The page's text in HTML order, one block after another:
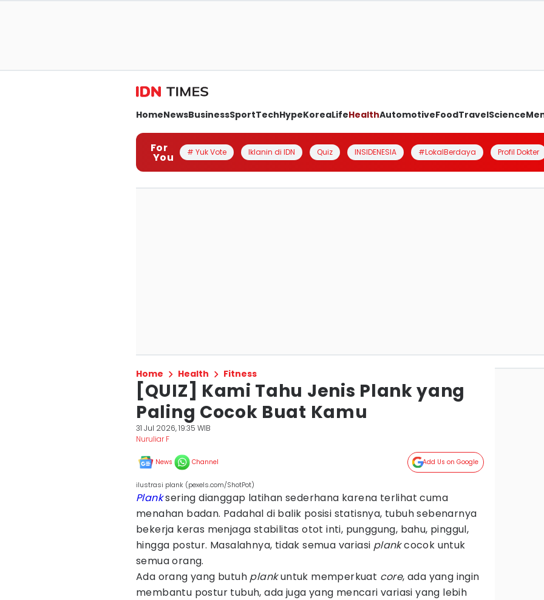
HomeNewsBusinessSportTechHypeKoreaLifeHealthAutomotiveFoodTravelScience
For
You # Yuk Vote Iklanin di IDN Quiz INSIDENESIA #LokalBerdaya Profil Dokter
Home Health Fitness
[QUIZ] Kami Tahu Jenis Plank yang
Paling Cocok Buat Kamu
31 Jul 2026, 19:35 WIB
Nuruliar F
News Channel Add Us on Google
ilustrasi plank (pexels.com/ShotPot)
Planksering dianggap latihan sederhana karena terlihat cuma
menahan badan. Padahal di balik posisi statisnya, tubuh sebenarnya
bekerja keras menjaga stabilitas otot inti, punggung, bahu, pinggul,
hingga postur. Masalahnya, tidak semua variasi plankcocok untuk
semua orang.
Ada orang yang butuh plankuntuk memperkuat core, ada yang ingin
membantu postur tubuh, ada juga yang mencari variasi yang lebih